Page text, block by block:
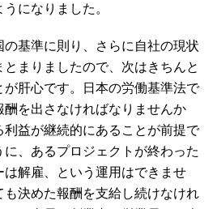
になりました。
基準に則り、さらに自社の現状
まりましたので、次はきちんと
肝心です。日本の労働基準法で
を出さなければなりませんか
利益が継続的にあることが前提で
、あるプロジェクトが終わった
は解雇、という運用はできませ
も決めた報酬を支給し続けなけれ